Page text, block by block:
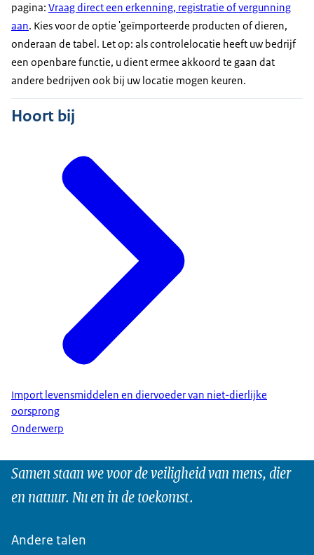
pagina: Vraag direct een erkenning, registratie of vergunning
aan. Kies voor de optie 'geïmporteerde producten of dieren,
onderaan de tabel. Let op: als controlelocatie heeft uw bedrijf
een openbare functie, u dient ermee akkoord te gaan dat
andere bedrijven ook bij uw locatie mogen keuren.
Hoort bij
Import levensmiddelen en diervoeder van niet-dierlijke
oorsprong
Onderwerp
Samen staan we voor de veiligheid van mens, dier
en natuur. Nu en in de toekomst.
Andere talen